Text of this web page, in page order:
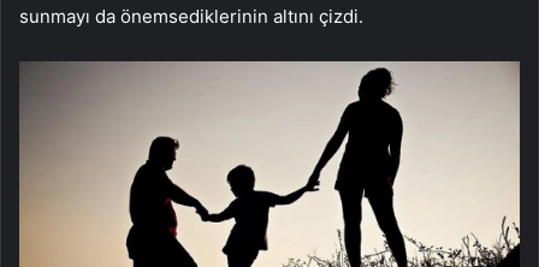
sunmayı da önemsediklerinin altını çizdi.